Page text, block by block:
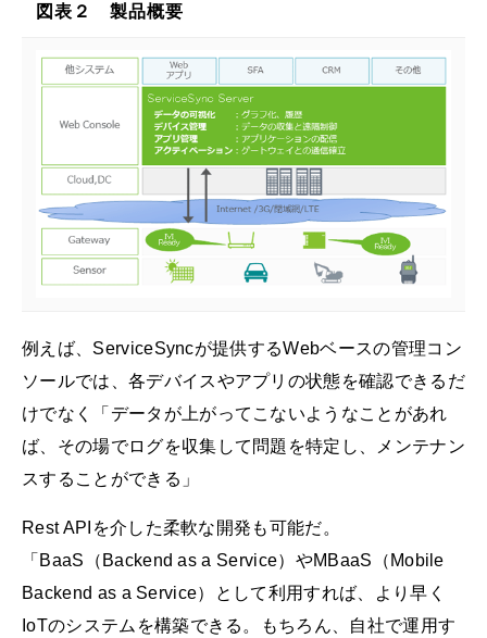
図表２ 製品概要
例えば、ServiceSyncが提供するWebベースの管理コン
ソールでは、各デバイスやアプリの状態を確認できるだ
けでなく「データが上がってこないようなことがあれ
ば、その場でログを収集して問題を特定し、メンテナン
スすることができる」
Rest APIを介した柔軟な開発も可能だ。
「BaaS（Backend as a Service）やMBaaS（Mobile
Backend as a Service）として利用すれば、より早く
IoTのシステムを構築できる。もちろん、自社で運用す